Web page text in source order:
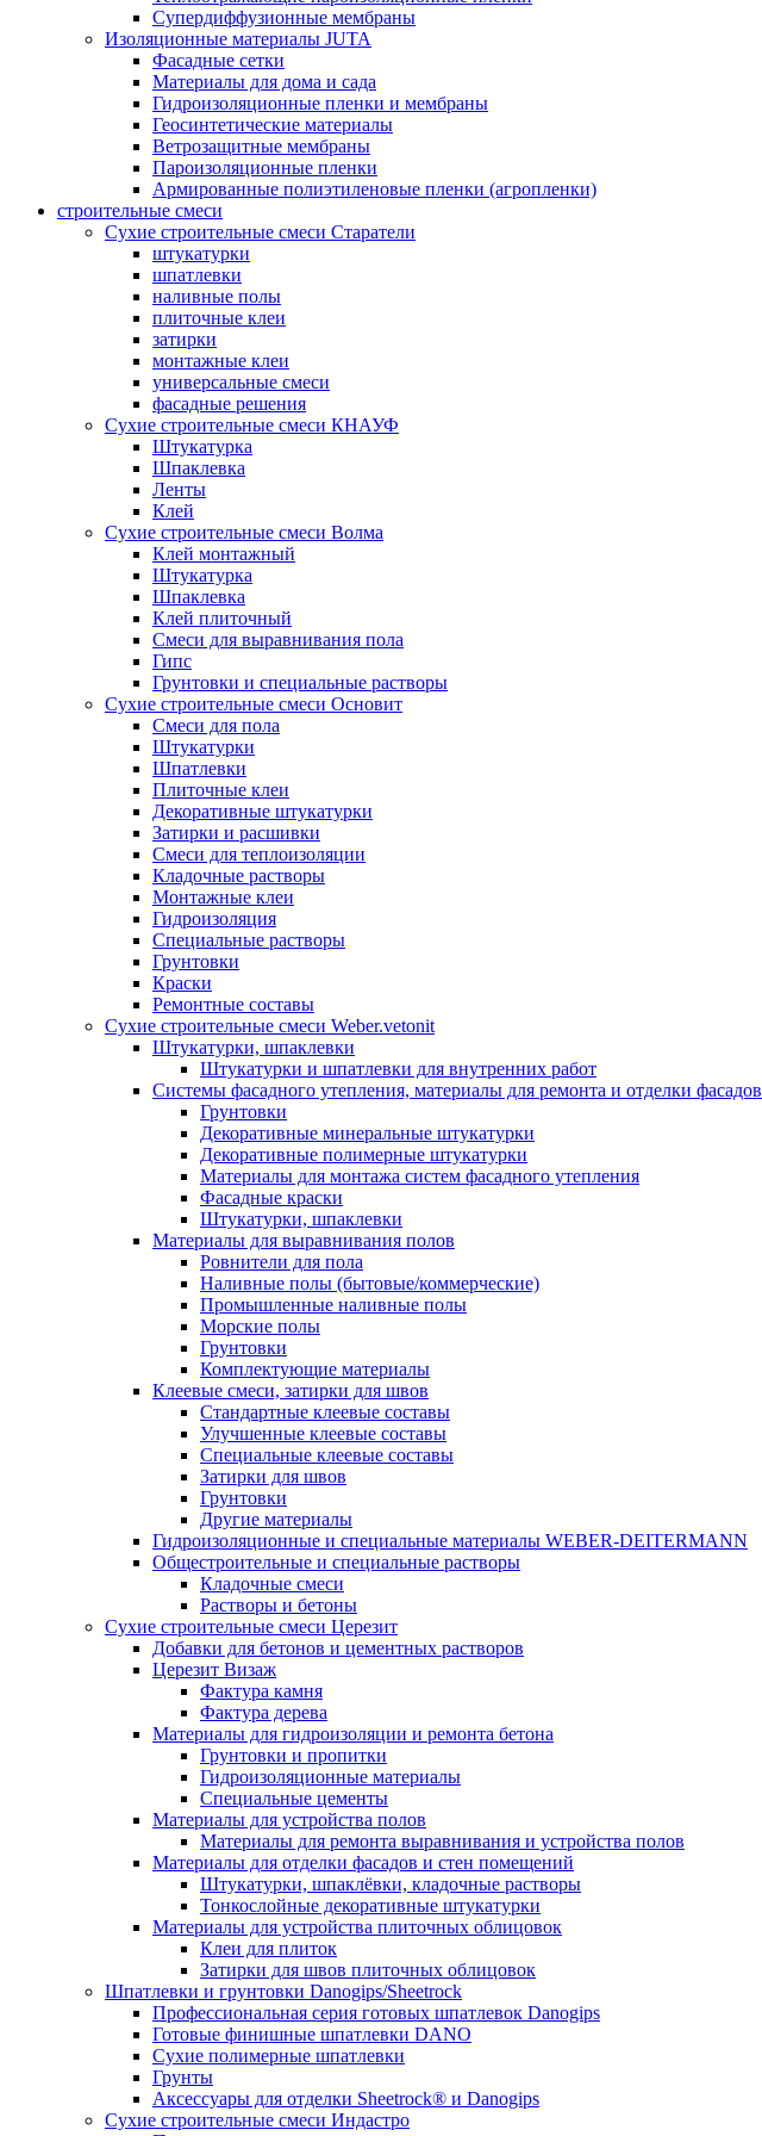
Супердиффузионные мембраны
Изоляционные материалы JUTA
Фасадные сетки
Материалы для дома и сада
Гидроизоляционные пленки и мембраны
Геосинтетические материалы
Ветрозащитные мембраны
Пароизоляционные пленки
Армированные полиэтиленовые пленки (агропленки)
строительные смеси
Сухие строительные смеси Старатели
штукатурки
шпатлевки
наливные полы
плиточные клеи
затирки
монтажные клеи
универсальные смеси
фасадные решения
Сухие строительные смеси КНАУФ
Штукатурка
Шпаклевка
Ленты
Клей
Сухие строительные смеси Волма
Клей монтажный
Штукатурка
Шпаклевка
Клей плиточный
Смеси для выравнивания пола
Гипс
Грунтовки и специальные растворы
Сухие строительные смеси Основит
Смеси для пола
Штукатурки
Шпатлевки
Плиточные клеи
Декоративные штукатурки
Затирки и расшивки
Смеси для теплоизоляции
Кладочные растворы
Монтажные клеи
Гидроизоляция
Специальные растворы
Грунтовки
Краски
Ремонтные составы
Сухие строительные смеси Weber.vetonit
Штукатурки, шпаклевки
Штукатурки и шпатлевки для внутренних работ
Системы фасадного утепления, материалы для ремонта и отделки фасадов
Грунтовки
Декоративные минеральные штукатурки
Декоративные полимерные штукатурки
Материалы для монтажа систем фасадного утепления
Фасадные краски
Штукатурки, шпаклевки
Материалы для выравнивания полов
Ровнители для пола
Наливные полы (бытовые/коммерческие)
Промышленные наливные полы
Морские полы
Грунтовки
Комплектующие материалы
Клеевые смеси, затирки для швов
Стандартные клеевые составы
Улучшенные клеевые составы
Специальные клеевые составы
Затирки для швов
Грунтовки
Другие материалы
Гидроизоляционные и специальные материалы WEBER-DEITERMANN
Общестроительные и специальные растворы
Кладочные смеси
Растворы и бетоны
Сухие строительные смеси Церезит
Добавки для бетонов и цементных растворов
Церезит Визаж
Фактура камня
Фактура дерева
Материалы для гидроизоляции и ремонта бетона
Грунтовки и пропитки
Гидроизоляционные материалы
Специальные цементы
Материалы для устройства полов
Материалы для ремонта выравнивания и устройства полов
Материалы для отделки фасадов и стен помещений
Штукатурки, шпаклёвки, кладочные растворы
Тонкослойные декоративные штукатурки
Материалы для устройства плиточных облицовок
Клеи для плиток
Затирки для швов плиточных облицовок
Шпатлевки и грунтовки Danogips/Sheetrock
Профессиональная серия готовых шпатлевок Danogips
Готовые финишные шпатлевки DANO
Сухие полимерные шпатлевки
Грунты
Аксессуары для отделки Sheetrock® и Danogips
Сухие строительные смеси Индастро